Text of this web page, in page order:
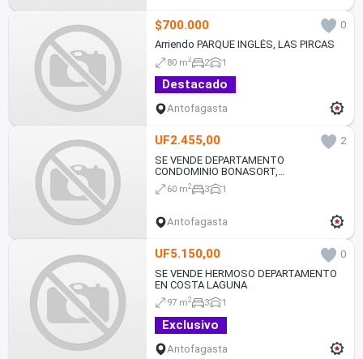
$700.000
0
Arriendo PARQUE INGLÉS, LAS PIRCAS
80 m2 2 1
Destacado
Antofagasta
UF2.455,00
2
SE VENDE DEPARTAMENTO
CONDOMINIO BONASORT,
ANTOFAGASTA
60 m2 3 1
Antofagasta
UF5.150,00
0
SE VENDE HERMOSO DEPARTAMENTO
EN COSTA LAGUNA
97 m2 3 1
Exclusivo
Antofagasta